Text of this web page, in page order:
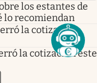
los estantes de
lo recomiendan
la cotización
la cotización este
pestañapestaña
en nueva pestaña
abre en nueva pestaña